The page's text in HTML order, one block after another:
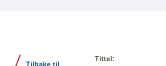
Tilbake til
Tittel: